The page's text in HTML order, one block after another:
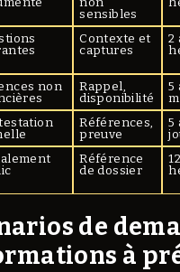
sensibles
Contexte et
captures
2
non Rappel,
disponibilité
5
Références,
preuve
5
Référence
de dossier
de
à